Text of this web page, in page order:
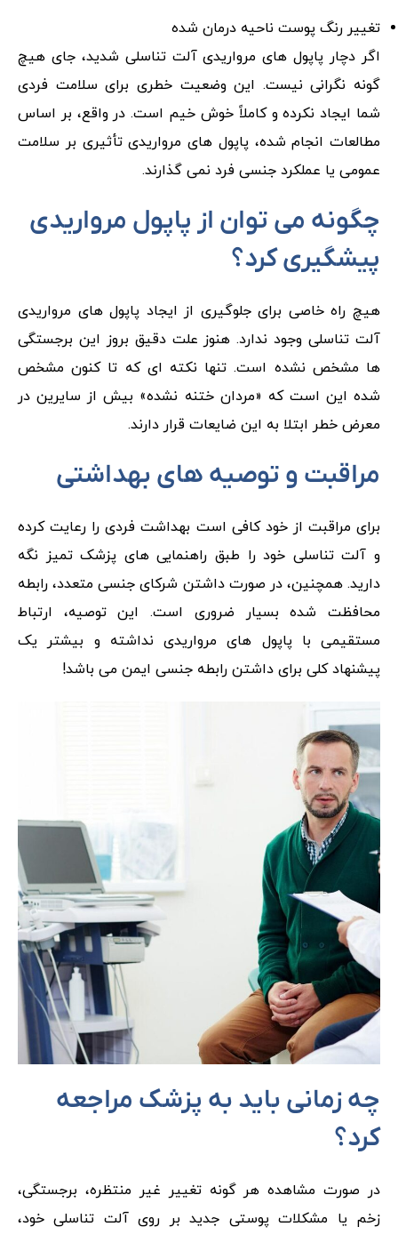
تغییر رنگ پوست ناحیه درمان شده
اگر دچار پاپول‌ های مرواریدی آلت تناسلی شدید، جای هیچ
گونه نگرانی نیست. این وضعیت خطری برای سلامت فردی
شما ایجاد نکرده و کاملاً خوش خیم است. در واقع، بر اساس
مطالعات انجام شده، پاپول های مرواریدی تأثیری بر سلامت
عمومی یا عملکرد جنسی فرد نمی گذارند.
چگونه می توان از پاپول مرواریدی
پیشگیری کرد؟
هیچ راه خاصی برای جلوگیری از ایجاد پاپول‌ های مرواریدی
آلت تناسلی وجود ندارد. هنوز علت دقیق بروز این برجستگی‌
ها مشخص نشده است. تنها نکته ‌ای که تا کنون مشخص
شده این است که «مردان ختنه نشده» بیش از سایرین در
معرض خطر ابتلا به این ضایعات قرار دارند.
مراقبت و توصیه‌ های بهداشتی
برای مراقبت از خود کافی است بهداشت فردی را رعایت کرده
و آلت تناسلی خود را طبق راهنمایی‌ های پزشک تمیز نگه
دارید. همچنین، در صورت داشتن شرکای جنسی متعدد، رابطه
محافظت شده بسیار ضروری است. این توصیه، ارتباط
مستقیمی با پاپول‌ های مرواریدی نداشته و بیشتر یک
پیشنهاد کلی برای داشتن رابطه جنسی ایمن می باشد!
چه زمانی باید به پزشک مراجعه
کرد؟
در صورت مشاهده هر گونه تغییر غیر منتظره، برجستگی،
زخم یا مشکلات پوستی جدید بر روی آلت تناسلی خود،